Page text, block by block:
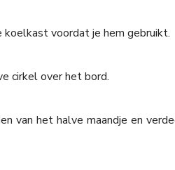
voordat je hem gebruikt.
cirkel over het bord.
van het halve maandje en